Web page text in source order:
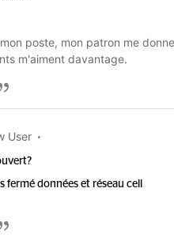
poste, mon patron me
m'aiment davantage.
User
fermé données et réseau cell